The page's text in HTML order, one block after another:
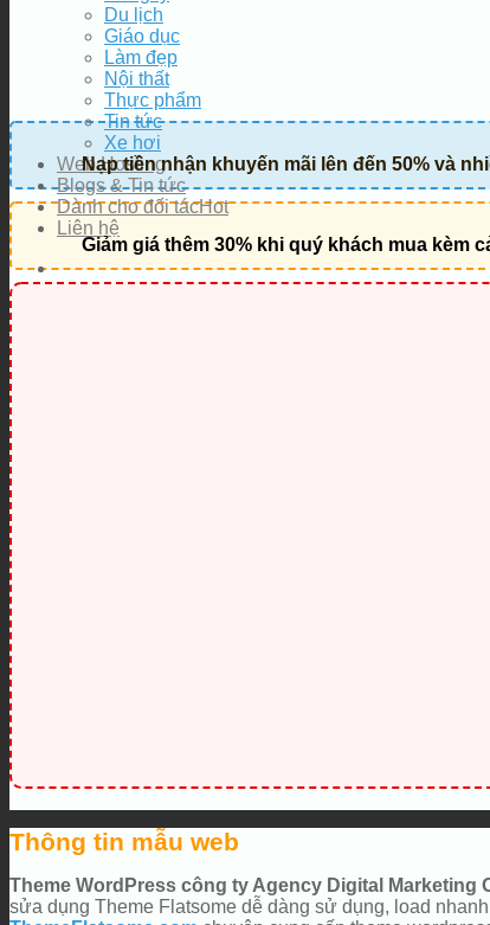
Du lịch
Giáo dục
Làm đẹp
Nội thất
Thực phẩm
Tin tức
Xe hơi
Web Hosting
Blogs & Tin tức
Dành cho đối tác
Liên hệ
Nạp tiền nhận khuyến mãi lên đến 50% và
Giảm giá thêm 30% khi quý khách mua kèm
Thông tin mẫu web
Theme WordPress công ty Agency Digital Marketing
sửa dụng Theme Flatsome dễ dàng sử dụng, load